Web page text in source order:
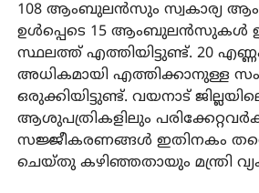
108 ആംബുലൻസും സ്വകാര്യ
ഉൾപ്പെടെ 15 ആംബുലൻസുകൾ
സ്ഥലത്ത് എത്തിയിട്ടുണ്ട്. 20
അധികമായി എത്തിക്കാനുള്ള
ഒരുക്കിയിട്ടുണ്ട്. വയനാട്
ആശുപത്രികളിലും
സജ്ജീകരണങ്ങൾ ഇതിനകം
ചെയ്തു കഴിഞ്ഞതായും മന്ത്രി